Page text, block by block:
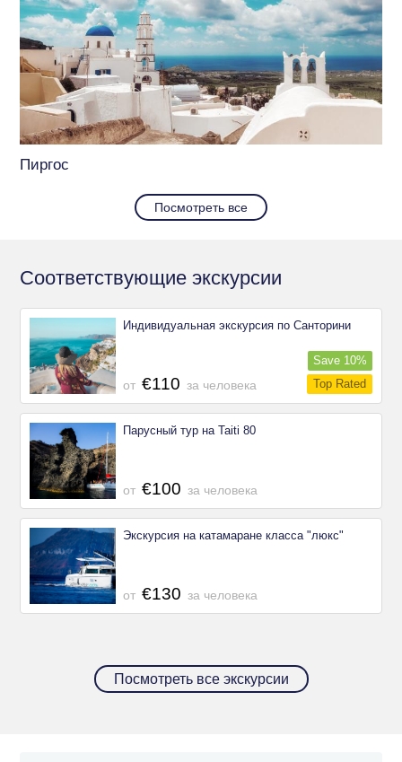
Пиргос
Посмотреть все
Соответствующие экскурсии
Top Rated
Save 10%
Индивидуальная экскурсия по Санторини
от €110 за человека
Парусный тур на Taiti 80
от €100 за человека
Экскурсия на катамаране класса "люкс"
от €130 за человека
Посмотреть все экскурсии